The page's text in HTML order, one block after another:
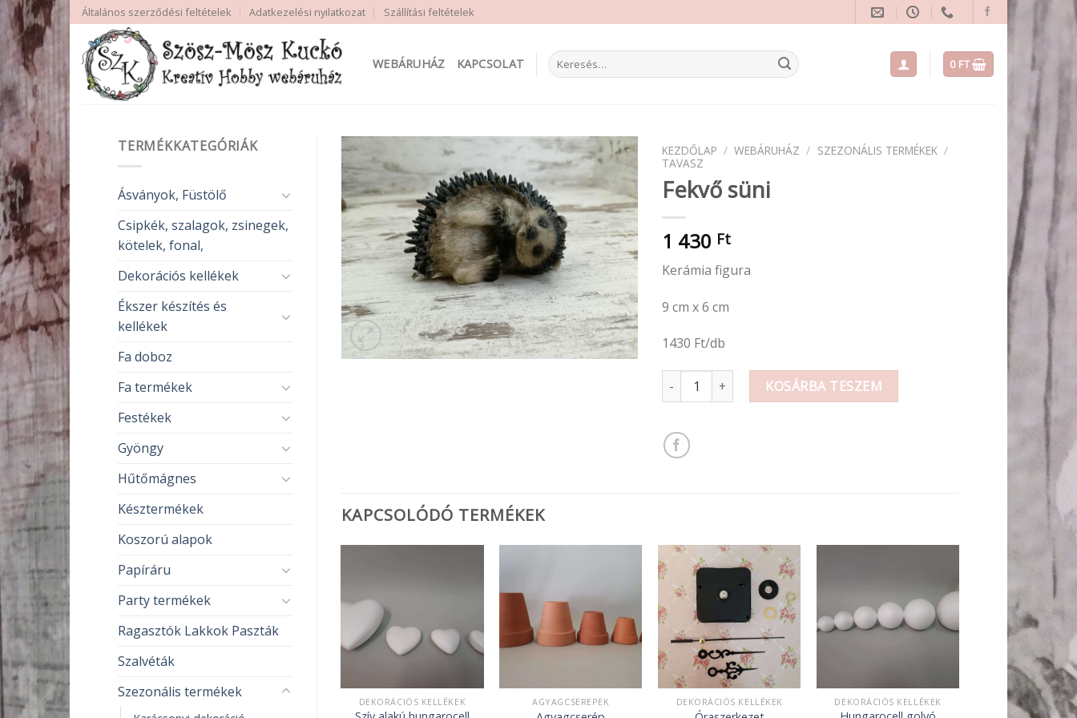
Skip
to
content
Általános szerződési feltételek Adatkezelési nyilatkozat Szállítási feltételek
WEBÁRUHÁZ KAPCSOLAT
Keresés
a
0 FT
TERMÉKKATEGÓRIÁK
Ásványok, Füstölő
Csipkék, szalagok, zsinegek,
kötelek, fonal,
Dekorációs kellékek
Ékszer készítés és
kellékek
Fa doboz
Fa termékek
Festékek
Gyöngy
Hűtőmágnes
Késztermékek
Koszorú alapok
Papíráru
Party termékek
Ragasztók Lakkok Paszták
Szalvéták
Szezonális termékek
KEZDŐLAP / WEBÁRUHÁZ / SZEZONÁLIS TERMÉKEK /
TAVASZ
Fekvő süni
1 430 Ft
Kerámia figura
9 cm x 6 cm
1430 Ft/db
Fekvő süni mennyiségKOSÁRBA TESZEM
KAPCSOLÓDÓ TERMÉKEK
DEKORÁCIÓS KELLÉKEK AGYAGCSEREPEK DEKORÁCIÓS KELLÉKEK DEKORÁCIÓS KELLÉKEK
DEKORÁCIÓS KELLÉKEK